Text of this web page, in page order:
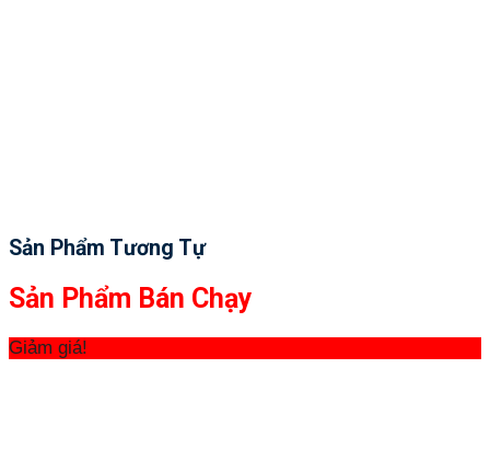
Sản Phẩm Tương Tự
Sản Phẩm Bán Chạy
Giảm giá!